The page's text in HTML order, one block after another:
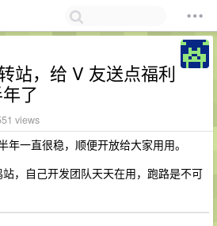
站，给 V 友送点福利
了
views
年一直很稳，顺便开放给大家用用。
，自己开发团队天天在用，跑路是不可